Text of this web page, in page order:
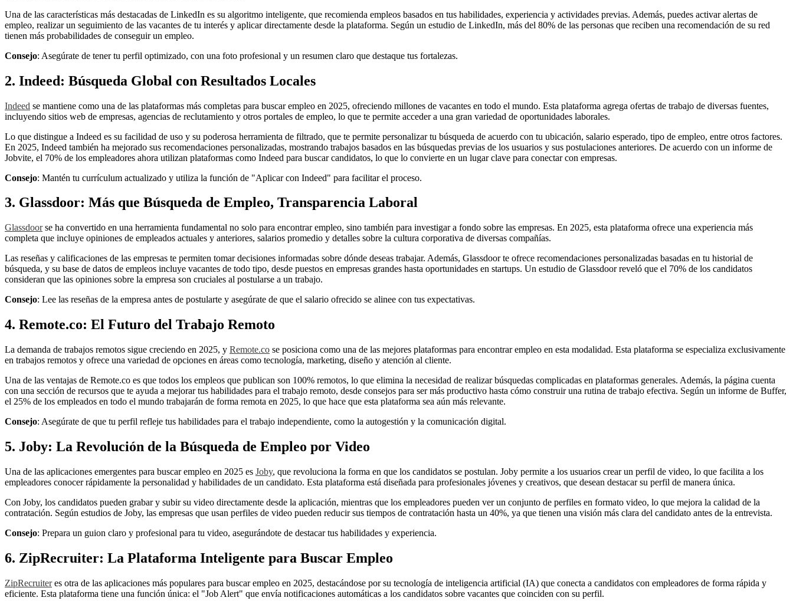
Una de las características más destacadas de LinkedIn es su algoritmo inteligente, que recomienda empleos basados en tus habilidades, experiencia y actividades previas. Además, puedes activar alertas de
empleo, realizar un seguimiento de las vacantes de tu interés y aplicar directamente desde la plataforma. Según un estudio de LinkedIn, más del 80% de las personas que reciben una recomendación de su red
tienen más probabilidades de conseguir un empleo.
Consejo: Asegúrate de tener tu perfil optimizado, con una foto profesional y un resumen claro que destaque tus fortalezas.
2. Indeed: Búsqueda Global con Resultados Locales
Indeed se mantiene como una de las plataformas más completas para buscar empleo en 2025, ofreciendo millones de vacantes en todo el mundo. Esta plataforma agrega ofertas de trabajo de diversas fuentes,
incluyendo sitios web de empresas, agencias de reclutamiento y otros portales de empleo, lo que te permite acceder a una gran variedad de oportunidades laborales.
Lo que distingue a Indeed es su facilidad de uso y su poderosa herramienta de filtrado, que te permite personalizar tu búsqueda de acuerdo con tu ubicación, salario esperado, tipo de empleo, entre otros factores.
En 2025, Indeed también ha mejorado sus recomendaciones personalizadas, mostrando trabajos basados en las búsquedas previas de los usuarios y sus postulaciones anteriores. De acuerdo con un informe de
Jobvite, el 70% de los empleadores ahora utilizan plataformas como Indeed para buscar candidatos, lo que lo convierte en un lugar clave para conectar con empresas.
Consejo: Mantén tu currículum actualizado y utiliza la función de "Aplicar con Indeed" para facilitar el proceso.
3. Glassdoor: Más que Búsqueda de Empleo, Transparencia Laboral
Glassdoorse ha convertido en una herramienta fundamental no solo para encontrar empleo, sino también para investigar a fondo sobre las empresas. En 2025, esta plataforma ofrece una experiencia más
completa que incluye opiniones de empleados actuales y anteriores, salarios promedio y detalles sobre la cultura corporativa de diversas compañías.
Las reseñas y calificaciones de las empresas te permiten tomar decisiones informadas sobre dónde deseas trabajar. Además, Glassdoor te ofrece recomendaciones personalizadas basadas en tu historial de
búsqueda, y su base de datos de empleos incluye vacantes de todo tipo, desde puestos en empresas grandes hasta oportunidades en startups. Un estudio de Glassdoor reveló que el 70% de los candidatos
consideran que las opiniones sobre la empresa son cruciales al postularse a un trabajo.
Consejo: Lee las reseñas de la empresa antes de postularte y asegúrate de que el salario ofrecido se alinee con tus expectativas.
4. Remote.co: El Futuro del Trabajo Remoto
La demanda de trabajos remotos sigue creciendo en 2025, y Remote.co se posiciona como una de las mejores plataformas para encontrar empleo en esta modalidad. Esta plataforma se especializa exclusivamente
en trabajos remotos y ofrece una variedad de opciones en áreas como tecnología, marketing, diseño y atención al cliente.
Una de las ventajas de Remote.co es que todos los empleos que publican son 100% remotos, lo que elimina la necesidad de realizar búsquedas complicadas en plataformas generales. Además, la página cuenta
con una sección de recursos que te ayuda a mejorar tus habilidades para el trabajo remoto, desde consejos para ser más productivo hasta cómo construir una rutina de trabajo efectiva. Según un informe de Buffer,
el 25% de los empleados en todo el mundo trabajarán de forma remota en 2025, lo que hace que esta plataforma sea aún más relevante.
Consejo: Asegúrate de que tu perfil refleje tus habilidades para el trabajo independiente, como la autogestión y la comunicación digital.
5. Joby: La Revolución de la Búsqueda de Empleo por Video
Una de las aplicaciones emergentes para buscar empleo en 2025 es Joby, que revoluciona la forma en que los candidatos se postulan. Joby permite a los usuarios crear un perfil de video, lo que facilita a los
empleadores conocer rápidamente la personalidad y habilidades de un candidato. Esta plataforma está diseñada para profesionales jóvenes y creativos, que desean destacar su perfil de manera única.
Con Joby, los candidatos pueden grabar y subir su video directamente desde la aplicación, mientras que los empleadores pueden ver un conjunto de perfiles en formato video, lo que mejora la calidad de la
contratación. Según estudios de Joby, las empresas que usan perfiles de video pueden reducir sus tiempos de contratación hasta un 40%, ya que tienen una visión más clara del candidato antes de la entrevista.
Consejo: Prepara un guion claro y profesional para tu video, asegurándote de destacar tus habilidades y experiencia.
6. ZipRecruiter: La Plataforma Inteligente para Buscar Empleo
ZipRecruiteres otra de las aplicaciones más populares para buscar empleo en 2025, destacándose por su tecnología de inteligencia artificial (IA) que conecta a candidatos con empleadores de forma rápida y
eficiente. Esta plataforma tiene una función única: el "Job Alert" que envía notificaciones automáticas a los candidatos sobre vacantes que coinciden con su perfil.